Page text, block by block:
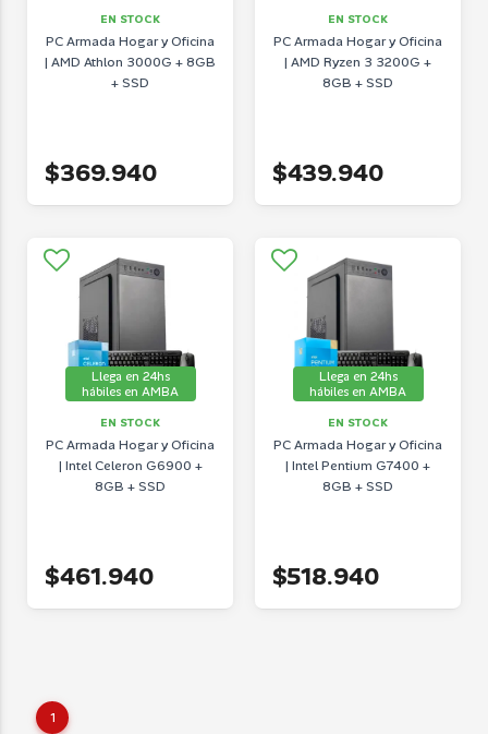
EN STOCK
PC Armada Hogar y Oficina
| AMD Athlon 3000G + 8GB
+ SSD
$369.940
EN STOCK
PC Armada Hogar y Oficina
| AMD Ryzen 3 3200G +
8GB + SSD
$439.940
Llega en 24hs
hábiles en AMBA
EN STOCK
PC Armada Hogar y Oficina
| Intel Celeron G6900 +
8GB + SSD
$461.940
Llega en 24hs
hábiles en AMBA
EN STOCK
PC Armada Hogar y Oficina
| Intel Pentium G7400 +
8GB + SSD
$518.940
1